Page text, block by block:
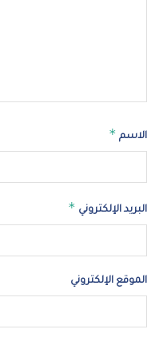
الاسم *
البريد الإلكتروني *
الموقع الإلكتروني